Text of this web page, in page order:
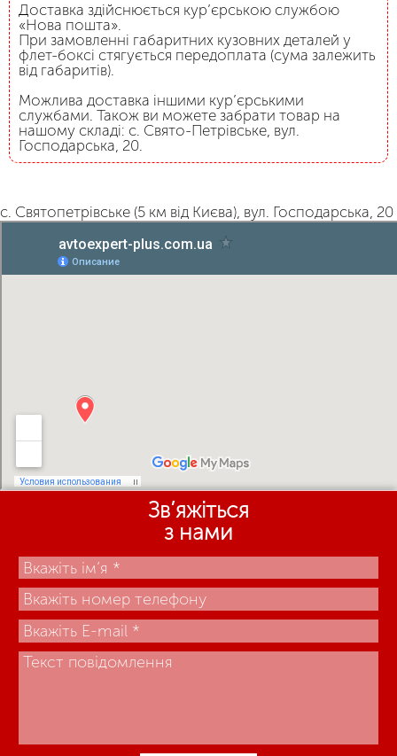
Доставка здійснюється кур’єрською службою
«Нова пошта».
При замовленні габаритних кузовних деталей у
флет-боксі стягується передоплата (сума залежить
від габаритів).
Можлива доставка іншими кур’єрськими
службами. Також ви можете забрати товар на
нашому складі: с. Свято-Петрівське, вул.
Господарська, 20.
с. Святопетрівське (5 км від Києва), вул. Господарська, 20
Зв’яжіться
з нами